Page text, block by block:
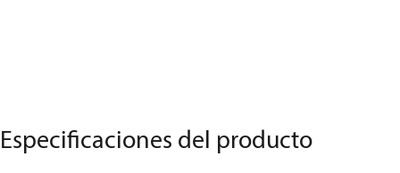
Especificaciones del producto